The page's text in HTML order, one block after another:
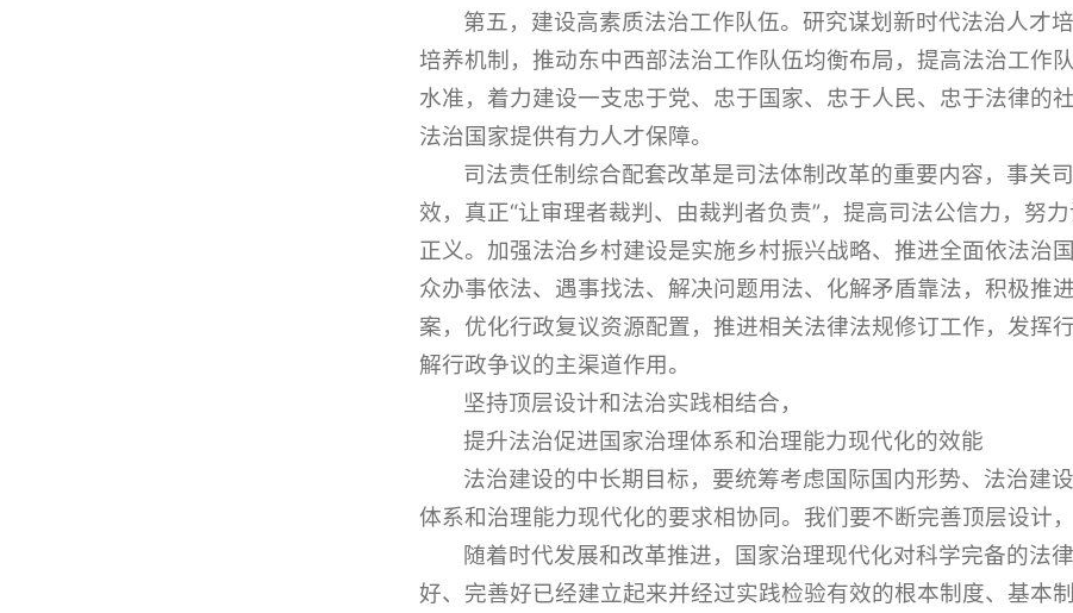
第五，建设高素质法治工作队伍。研究谋划新时代法治人才
培养机制，推动东中西部法治工作队伍均衡布局，提高法治工作
水准，着力建设一支忠于党、忠于国家、忠于人民、忠于法律的
法治国家提供有力人才保障。
司法责任制综合配套改革是司法体制改革的重要内容，事关
效，真正“让审理者裁判、由裁判者负责”，提高司法公信力，努
正义。加强法治乡村建设是实施乡村振兴战略、推进全面依法治
众办事依法、遇事找法、解决问题用法、化解矛盾靠法，积极推
案，优化行政复议资源配置，推进相关法律法规修订工作，发挥
解行政争议的主渠道作用。
坚持顶层设计和法治实践相结合，
提升法治促进国家治理体系和治理能力现代化的效能
法治建设的中长期目标，要统筹考虑国际国内形势、法治建
体系和治理能力现代化的要求相协同。我们要不断完善顶层设计
随着时代发展和改革推进，国家治理现代化对科学完备的法
好、完善好已经建立起来并经过实践检验有效的根本制度、基本